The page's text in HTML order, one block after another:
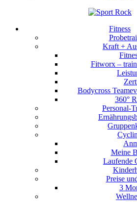
Fitness
Kraft +
Fitworx –
Bodycross
360°
Personal-
Meine
Laufende
Preise
3